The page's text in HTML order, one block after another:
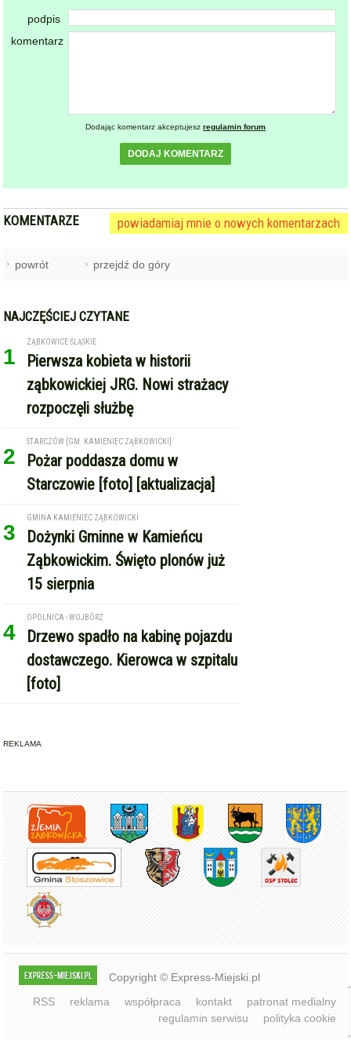
podpis
komentarz
Dodając komentarz akceptujesz regulamin forum
DODAJ KOMENTARZ
KOMENTARZE powiadamiaj mnie o nowych komentarzach
powrót przejdź do góry
NAJCZĘŚCIEJ CZYTANE
1
ZĄBKOWICE ŚLĄSKIE
Pierwsza kobieta w historii
ząbkowickiej JRG. Nowi strażacy
rozpoczęli służbę
2
STARCZÓW [GM. KAMIENIEC ZĄBKOWICKI]
Pożar poddasza domu w
Starczowie [foto] [aktualizacja]
3
GMINA KAMIENIEC ZĄBKOWICKI
Dożynki Gminne w Kamieńcu
Ząbkowickim. Święto plonów już
15 sierpnia
4
OPOLNICA - WOJBÓRZ
Drzewo spadło na kabinę pojazdu
dostawczego. Kierowca w szpitalu
[foto]
REKLAMA
Copyright © Express-Miejski.pl
RSS
reklama współpraca kontakt
patronat medialny
regulamin serwisu
polityka cookie